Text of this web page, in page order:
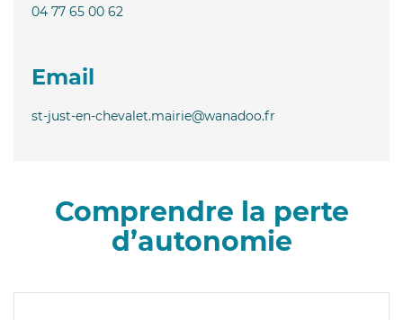
04 77 65 00 62
Email
st-just-en-chevalet.mairie@wanadoo.fr
Comprendre la perte
d’autonomie